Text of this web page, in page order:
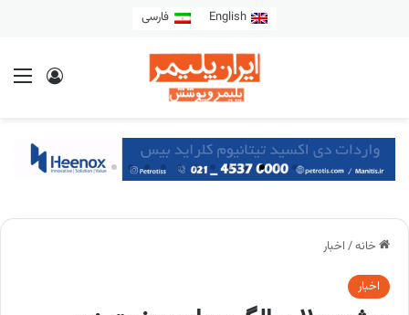
English فارسی
خانه/ اخبار
اخبار